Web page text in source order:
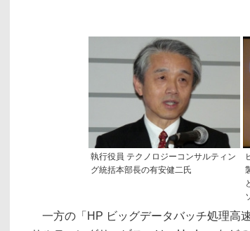
執行役員 テクノロジーコンサルティン
グ統括本部長の有安健二氏
一方の「HP ビッグデータバッチ処理高